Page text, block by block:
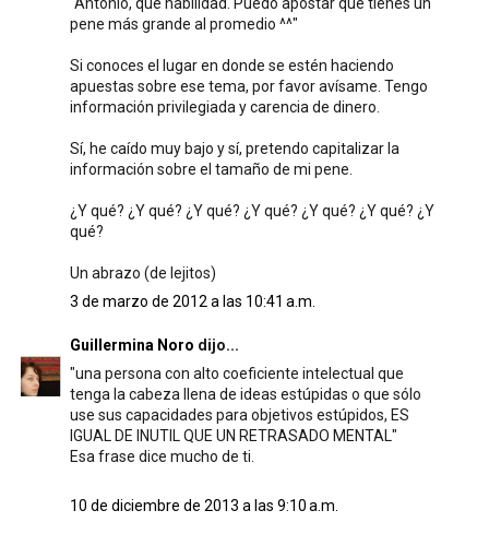
pene más grande al promedio ^^"
Si conoces el lugar en donde se estén haciendo
apuestas sobre ese tema, por favor avísame. Tengo
información privilegiada y carencia de dinero.
Sí, he caído muy bajo y sí, pretendo capitalizar la
información sobre el tamaño de mi pene.
¿Y qué? ¿Y qué? ¿Y qué? ¿Y qué? ¿Y qué? ¿Y qué? ¿Y
qué?
Un abrazo (de lejitos)
3 de marzo de 2012 a las 10:41 a.m.
Guillermina Noro dijo...
"una persona con alto coeficiente intelectual que
tenga la cabeza llena de ideas estúpidas o que sólo
use sus capacidades para objetivos estúpidos, ES
IGUAL DE INUTIL QUE UN RETRASADO MENTAL"
Esa frase dice mucho de ti.
10 de diciembre de 2013 a las 9:10 a.m.